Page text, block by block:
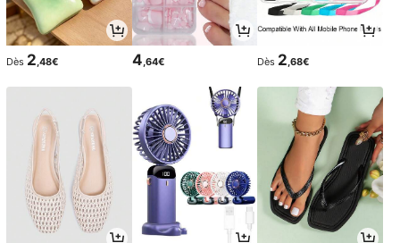
Dès 2,48€ 4,64€ Dès 2,68€